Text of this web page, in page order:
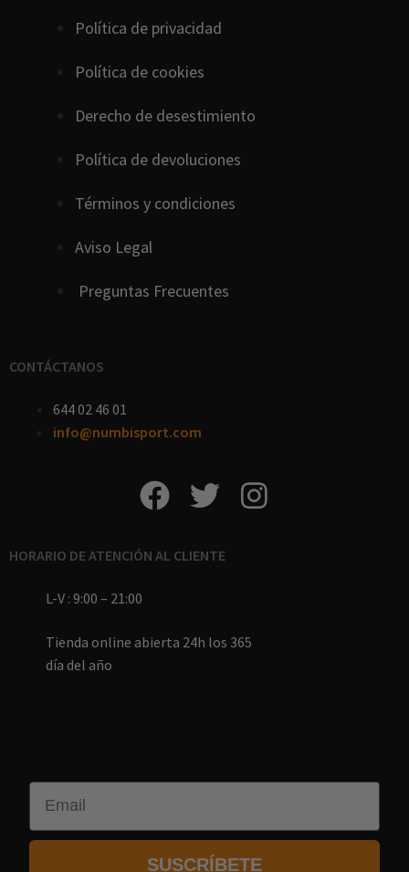
Política de privacidad
Política de cookies
Derecho de desestimiento
Política de devoluciones
Términos y condiciones
Aviso Legal
Preguntas Frecuentes
CONTÁCTANOS
644 02 46 01
info@numbisport.com
HORARIO DE ATENCIÓN AL CLIENTE
L-V : 9:00 – 21:00
Tienda online abierta 24h los 365
día del año
Email
SUSCRÍBETE